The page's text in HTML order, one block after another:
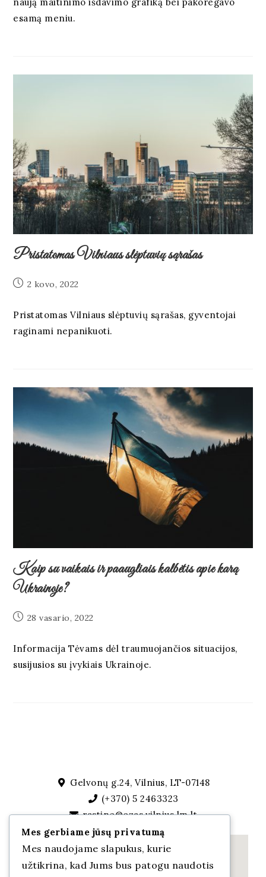
esamą meniu.
Pristatomas Vilniaus slėptuvių sąrašas
2 kovo, 2022
Pristatomas Vilniaus slėptuvių sąrašas, gyventojai
raginami nepanikuoti.
Kaip su vaikais ir paaugliais kalbėtis apie karą
Ukrainoje?
28 vasario, 2022
Informacija Tėvams dėl traumuojančios situacijos,
susijusios su įvykiais Ukrainoje.
Gelvonų g.24, Vilnius, LT-07148
(+370) 5 2463323
rastine@ozas.vilnius.lm.lt
Mes gerbiame jūsų privatumą
Mes naudojame slapukus, kurie
užtikrina, kad Jums bus patogu naudotis